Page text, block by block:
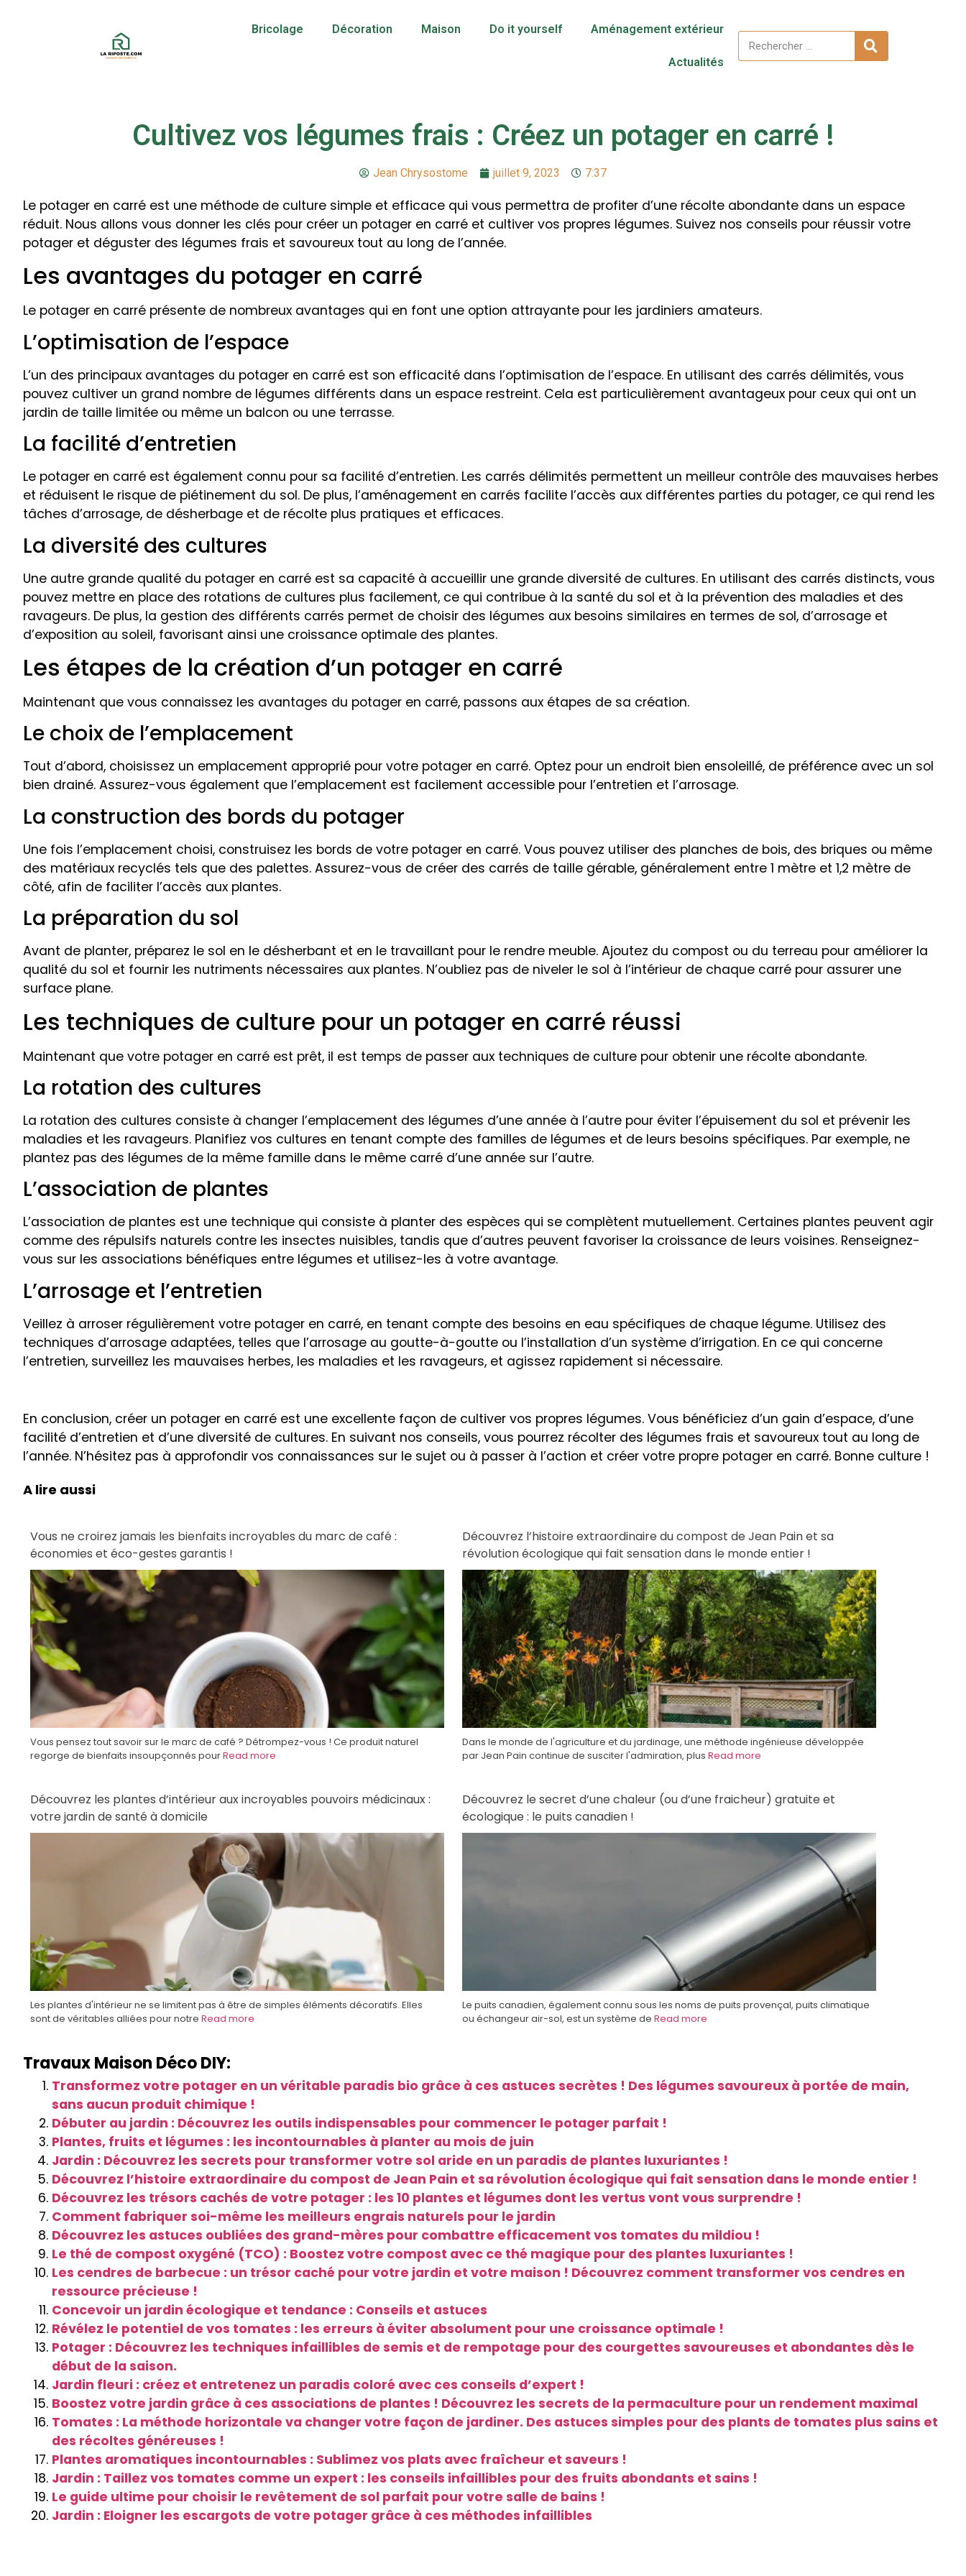
Bricolage Décoration Maison Do it yourself Aménagement extérieur
Actualités
Cultivez vos légumes frais : Créez un potager en carré !
Jean Chrysostome juillet 9, 2023 7:37
Le potager en carré est une méthode de culture simple et efficace qui vous permettra de profiter d’une récolte abondante dans un espace
réduit. Nous allons vous donner les clés pour créer un potager en carré et cultiver vos propres légumes. Suivez nos conseils pour réussir votre
potager et déguster des légumes frais et savoureux tout au long de l’année.
Les avantages du potager en carré
Le potager en carré présente de nombreux avantages qui en font une option attrayante pour les jardiniers amateurs.
L’optimisation de l’espace
L’un des principaux avantages du potager en carré est son efficacité dans l’optimisation de l’espace. En utilisant des carrés délimités, vous
pouvez cultiver un grand nombre de légumes différents dans un espace restreint. Cela est particulièrement avantageux pour ceux qui ont un
jardin de taille limitée ou même un balcon ou une terrasse.
La facilité d’entretien
Le potager en carré est également connu pour sa facilité d’entretien. Les carrés délimités permettent un meilleur contrôle des mauvaises herbes
et réduisent le risque de piétinement du sol. De plus, l’aménagement en carrés facilite l’accès aux différentes parties du potager, ce qui rend les
tâches d’arrosage, de désherbage et de récolte plus pratiques et efficaces.
La diversité des cultures
Une autre grande qualité du potager en carré est sa capacité à accueillir une grande diversité de cultures. En utilisant des carrés distincts, vous
pouvez mettre en place des rotations de cultures plus facilement, ce qui contribue à la santé du sol et à la prévention des maladies et des
ravageurs. De plus, la gestion des différents carrés permet de choisir des légumes aux besoins similaires en termes de sol, d’arrosage et
d’exposition au soleil, favorisant ainsi une croissance optimale des plantes.
Les étapes de la création d’un potager en carré
Maintenant que vous connaissez les avantages du potager en carré, passons aux étapes de sa création.
Le choix de l’emplacement
Tout d’abord, choisissez un emplacement approprié pour votre potager en carré. Optez pour un endroit bien ensoleillé, de préférence avec un sol
bien drainé. Assurez-vous également que l’emplacement est facilement accessible pour l’entretien et l’arrosage.
La construction des bords du potager
Une fois l’emplacement choisi, construisez les bords de votre potager en carré. Vous pouvez utiliser des planches de bois, des briques ou même
des matériaux recyclés tels que des palettes. Assurez-vous de créer des carrés de taille gérable, généralement entre 1 mètre et 1,2 mètre de
côté, afin de faciliter l’accès aux plantes.
La préparation du sol
Avant de planter, préparez le sol en le désherbant et en le travaillant pour le rendre meuble. Ajoutez du compost ou du terreau pour améliorer la
qualité du sol et fournir les nutriments nécessaires aux plantes. N’oubliez pas de niveler le sol à l’intérieur de chaque carré pour assurer une
surface plane.
Les techniques de culture pour un potager en carré réussi
Maintenant que votre potager en carré est prêt, il est temps de passer aux techniques de culture pour obtenir une récolte abondante.
La rotation des cultures
La rotation des cultures consiste à changer l’emplacement des légumes d’une année à l’autre pour éviter l’épuisement du sol et prévenir les
maladies et les ravageurs. Planifiez vos cultures en tenant compte des familles de légumes et de leurs besoins spécifiques. Par exemple, ne
plantez pas des légumes de la même famille dans le même carré d’une année sur l’autre.
L’association de plantes
L’association de plantes est une technique qui consiste à planter des espèces qui se complètent mutuellement. Certaines plantes peuvent agir
comme des répulsifs naturels contre les insectes nuisibles, tandis que d’autres peuvent favoriser la croissance de leurs voisines. Renseignez-
vous sur les associations bénéfiques entre légumes et utilisez-les à votre avantage.
L’arrosage et l’entretien
Veillez à arroser régulièrement votre potager en carré, en tenant compte des besoins en eau spécifiques de chaque légume. Utilisez des
techniques d’arrosage adaptées, telles que l’arrosage au goutte-à-goutte ou l’installation d’un système d’irrigation. En ce qui concerne
l’entretien, surveillez les mauvaises herbes, les maladies et les ravageurs, et agissez rapidement si nécessaire.
En conclusion, créer un potager en carré est une excellente façon de cultiver vos propres légumes. Vous bénéficiez d’un gain d’espace, d’une
facilité d’entretien et d’une diversité de cultures. En suivant nos conseils, vous pourrez récolter des légumes frais et savoureux tout au long de
l’année. N’hésitez pas à approfondir vos connaissances sur le sujet ou à passer à l’action et créer votre propre potager en carré. Bonne culture !
A lire aussi
Vous ne croirez jamais les bienfaits incroyables du marc de café :
économies et éco-gestes garantis !
Vous pensez tout savoir sur le marc de café ? Détrompez-vous ! Ce produit naturel
regorge de bienfaits insoupçonnés pourRead more
Découvrez l’histoire extraordinaire du compost de Jean Pain et sa
révolution écologique qui fait sensation dans le monde entier !
Dans le monde de l'agriculture et du jardinage, une méthode ingénieuse développée
par Jean Pain continue de susciter l'admiration, plus Read more
Découvrez les plantes d’intérieur aux incroyables pouvoirs médicinaux :
votre jardin de santé à domicile
Les plantes d'intérieur ne se limitent pas à être de simples éléments décoratifs. Elles
sont de véritables alliées pour notre Read more
Découvrez le secret d’une chaleur (ou d’une fraicheur) gratuite et
écologique : le puits canadien !
Le puits canadien, également connu sous les noms de puits provençal, puits climatique
ou échangeur air-sol, est un système de Read more
Travaux Maison Déco DIY:
Transformez votre potager en un véritable paradis bio grâce à ces astuces secrètes ! Des légumes savoureux à portée de main,
sans aucun produit chimique !
Débuter au jardin : Découvrez les outils indispensables pour commencer le potager parfait !
Plantes, fruits et légumes : les incontournables à planter au mois de juin
Jardin : Découvrez les secrets pour transformer votre sol aride en un paradis de plantes luxuriantes !
Découvrez l’histoire extraordinaire du compost de Jean Pain et sa révolution écologique qui fait sensation dans le monde entier !
Découvrez les trésors cachés de votre potager : les 10 plantes et légumes dont les vertus vont vous surprendre !
Comment fabriquer soi-même les meilleurs engrais naturels pour le jardin
Découvrez les astuces oubliées des grand-mères pour combattre efficacement vos tomates du mildiou !
Le thé de compost oxygéné (TCO) : Boostez votre compost avec ce thé magique pour des plantes luxuriantes !
Les cendres de barbecue : un trésor caché pour votre jardin et votre maison ! Découvrez comment transformer vos cendres en
ressource précieuse !
Concevoir un jardin écologique et tendance : Conseils et astuces
Révélez le potentiel de vos tomates : les erreurs à éviter absolument pour une croissance optimale !
Potager : Découvrez les techniques infaillibles de semis et de rempotage pour des courgettes savoureuses et abondantes dès le
début de la saison.
Jardin fleuri : créez et entretenez un paradis coloré avec ces conseils d’expert !
Boostez votre jardin grâce à ces associations de plantes ! Découvrez les secrets de la permaculture pour un rendement maximal
Tomates : La méthode horizontale va changer votre façon de jardiner. Des astuces simples pour des plants de tomates plus sains et
des récoltes généreuses !
Plantes aromatiques incontournables : Sublimez vos plats avec fraîcheur et saveurs !
Jardin : Taillez vos tomates comme un expert : les conseils infaillibles pour des fruits abondants et sains !
Le guide ultime pour choisir le revêtement de sol parfait pour votre salle de bains !
Jardin : Eloigner les escargots de votre potager grâce à ces méthodes infaillibles